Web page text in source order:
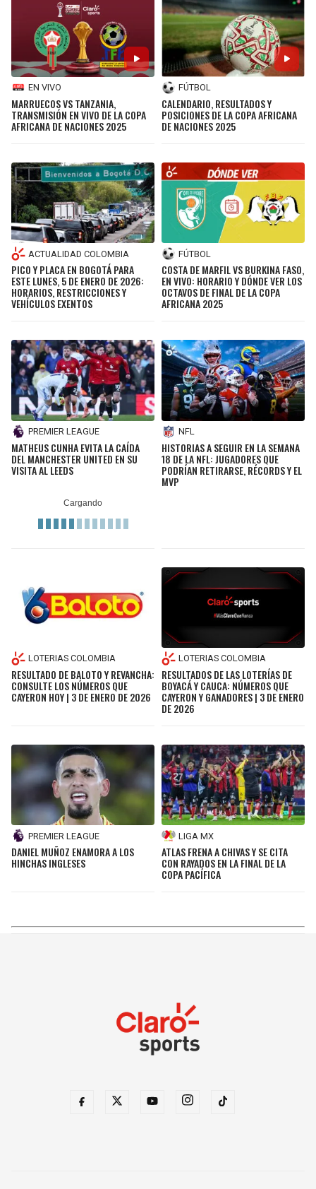
EN VIVO
MARRUECOS VS TANZANIA,
TRANSMISIÓN EN VIVO DE LA COPA
AFRICANA DE NACIONES 2025
FÚTBOL
CALENDARIO, RESULTADOS Y
POSICIONES DE LA COPA AFRICANA
DE NACIONES 2025
ACTUALIDAD COLOMBIA
PICO Y PLACA EN BOGOTÁ PARA
ESTE LUNES, 5 DE ENERO DE 2026:
HORARIOS, RESTRICCIONES Y
VEHÍCULOS EXENTOS
FÚTBOL
COSTA DE MARFIL VS BURKINA FASO,
EN VIVO: HORARIO Y DÓNDE VER LOS
OCTAVOS DE FINAL DE LA COPA
AFRICANA 2025
PREMIER LEAGUE
MATHEUS CUNHA EVITA LA CAÍDA
DEL MANCHESTER UNITED EN SU
VISITA AL LEEDS
NFL
HISTORIAS A SEGUIR EN LA SEMANA
18 DE LA NFL: JUGADORES QUE
PODRÍAN RETIRARSE, RÉCORDS Y EL
MVP
LOTERIAS COLOMBIA
RESULTADO DE BALOTO Y REVANCHA:
CONSULTE LOS NÚMEROS QUE
CAYERON HOY | 3 DE ENERO DE 2026
LOTERIAS COLOMBIA
RESULTADOS DE LAS LOTERÍAS DE
BOYACÁ Y CAUCA: NÚMEROS QUE
CAYERON Y GANADORES | 3 DE ENERO
DE 2026
PREMIER LEAGUE
DANIEL MUÑOZ ENAMORA A LOS
HINCHAS INGLESES
LIGA MX
ATLAS FRENA A CHIVAS Y SE CITA
CON RAYADOS EN LA FINAL DE LA
COPA PACÍFICA